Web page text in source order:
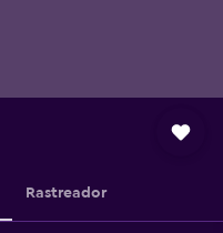
Rastreador